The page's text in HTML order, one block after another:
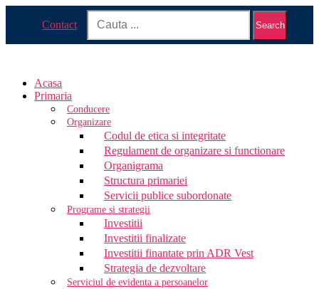
Contact Search
Acasa
Primaria
Conducere
Organizare
Codul de etica si integritate
Regulament de organizare si functionare
Organigrama
Structura primariei
Servicii publice subordonate
Programe si strategii
Investitii
Investitii finalizate
Investitii finantate prin ADR Vest
Strategia de dezvoltare
Serviciul de evidenta a persoanelor